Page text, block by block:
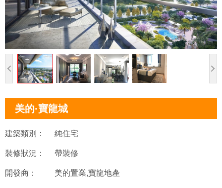
美的·寶龍城
建築類別： 純住宅
裝修狀況： 帶裝修
開發商： 美的置業,寶龍地產